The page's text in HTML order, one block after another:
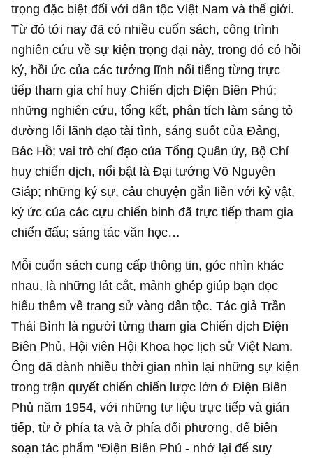
trọng đặc biệt đối với dân tộc Việt Nam và thế giới.
Từ đó tới nay đã có nhiều cuốn sách, công trình
nghiên cứu về sự kiện trọng đại này, trong đó có hồi
ký, hồi ức của các tướng lĩnh nổi tiếng từng trực
tiếp tham gia chỉ huy Chiến dịch Điện Biên Phủ;
những nghiên cứu, tổng kết, phân tích làm sáng tỏ
đường lối lãnh đạo tài tình, sáng suốt của Đảng,
Bác Hồ; vai trò chỉ đạo của Tổng Quân ủy, Bộ Chỉ
huy chiến dịch, nổi bật là Đại tướng Võ Nguyên
Giáp; những ký sự, câu chuyện gắn liền với kỷ vật,
ký ức của các cựu chiến binh đã trực tiếp tham gia
chiến đấu; sáng tác văn học…
Mỗi cuốn sách cung cấp thông tin, góc nhìn khác
nhau, là những lát cắt, mảnh ghép giúp bạn đọc
hiểu thêm về trang sử vàng dân tộc. Tác giả Trần
Thái Bình là người từng tham gia Chiến dịch Điện
Biên Phủ, Hội viên Hội Khoa học lịch sử Việt Nam.
Ông đã dành nhiều thời gian nhìn lại những sự kiện
trong trận quyết chiến chiến lược lớn ở Điện Biên
Phủ năm 1954, với những tư liệu trực tiếp và gián
tiếp, từ ở phía ta và ở phía đối phương, để biên
soạn tác phẩm "Điện Biên Phủ - nhớ lại để suy